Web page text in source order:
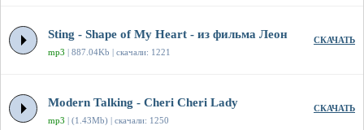
Sting - Shape of My Heart - из фильма Леон
mp3 | 887.04Kb | скачали: 1221
СКАЧАТЬ
Modern Talking - Cheri Cheri Lady
mp3 | (1.43Mb) | скачали: 1250
СКАЧАТЬ